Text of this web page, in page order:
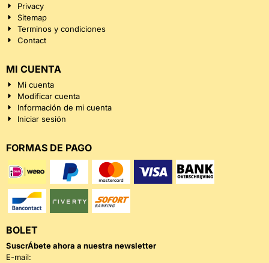
Privacy
Sitemap
Terminos y condiciones
Contact
MI CUENTA
Mi cuenta
Modificar cuenta
Información de mi cuenta
Iniciar sesión
FORMAS DE PAGO
BOLET
SuscrÁ­bete ahora a nuestra newsletter
E-mail: